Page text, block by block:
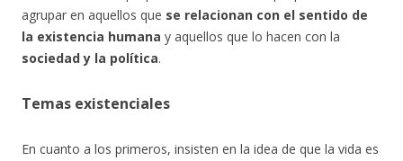
agrupar en aquellos que se relacionan con el sentido de
la existencia humana y aquellos que lo hacen con la
sociedad y la política.
Temas existenciales
En cuanto a los primeros, insisten en la idea de que la vida es